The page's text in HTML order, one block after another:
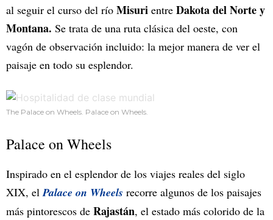
al seguir el curso del río Misuri entre Dakota del Norte y
Montana. Se trata de una ruta clásica del oeste, con
vagón de observación incluido: la mejor manera de ver el
paisaje en todo su esplendor.
The Palace on Wheels. Palace on Wheels.
Palace on Wheels
Inspirado en el esplendor de los viajes reales del siglo
XIX, el Palace on Wheels recorre algunos de los paisajes
más pintorescos de Rajastán, el estado más colorido de la